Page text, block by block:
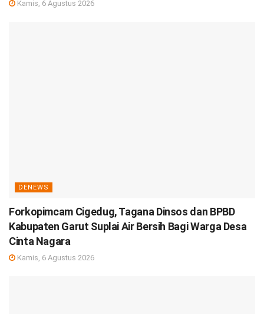
Kamis, 6 Agustus 2026
DENEWS
Forkopimcam Cigedug, Tagana Dinsos dan BPBD
Kabupaten Garut Suplai Air Bersih Bagi Warga Desa
Cinta Nagara
Kamis, 6 Agustus 2026